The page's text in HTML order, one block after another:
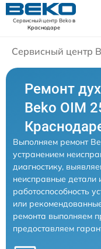
Сервисный центр Bekoв
Краснодаре
Сервисный центр
Ремонт
Beko OIM
Выполняем ремонт
устранением
диагностику,
неисправные детали
работоспособность
или
ремонта выполняем
предоставляем